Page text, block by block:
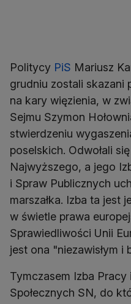
Politycy PiS Mariusz
grudniu zostali skazani
na kary więzienia, w
Sejmu Szymon
stwierdzeniu
poselskich. Odwołali
Najwyższego, a jego
i Spraw Publicznych
marszałka. Izba ta jest
w świetle prawa
Sprawiedliwości Unii
jest ona "niezawisłym i
Tymczasem Izba Pracy
Społecznych SN, do